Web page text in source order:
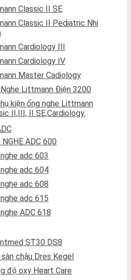
Classic II SE
Classic II Pediatric Nhi
Cardiology III
Cardiology IV
Master Cadiology
Littmann Điện 3200
kiện ống nghe Littmann
II,III, II SE,Cardiology.
NGHE ADC 600
adc 603
adc 604
adc 608
adc 615
ADC 618
ST30 DS8
chậu Dres Kegel
độ oxy Heart Care